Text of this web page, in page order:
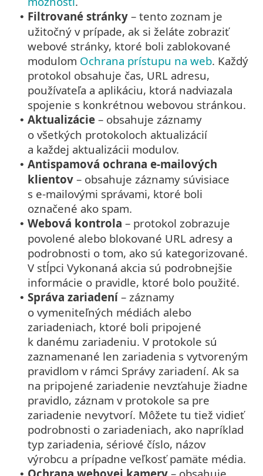
• Filtrované stránky – tento zoznam je
užitočný v prípade, ak si želáte zobraziť
webové stránky, ktoré boli zablokované
modulom Ochrana prístupu na web. Každý
protokol obsahuje čas, URL adresu,
používateľa a aplikáciu, ktorá nadviazala
spojenie s konkrétnou webovou stránkou.
• Aktualizácie – obsahuje záznamy
o všetkých protokoloch aktualizácií
a každej aktualizácii modulov.
• Antispamová ochrana e‑mailových
klientov – obsahuje záznamy súvisiace
s e‑mailovými správami, ktoré boli
označené ako spam.
• Webová kontrola – protokol zobrazuje
povolené alebo blokované URL adresy a
podrobnosti o tom, ako sú kategorizované.
V stĺpci Vykonaná akcia sú podrobnejšie
informácie o pravidle, ktoré bolo použité.
• Správa zariadení– záznamy
o vymeniteľných médiách alebo
zariadeniach, ktoré boli pripojené
k danému zariadeniu. V protokole sú
zaznamenané len zariadenia s vytvoreným
pravidlom v rámci Správy zariadení. Ak sa
na pripojené zariadenie nevzťahuje žiadne
pravidlo, záznam v protokole sa pre
zariadenie nevytvorí. Môžete tu tiež vidieť
podrobnosti o zariadeniach, ako napríklad
typ zariadenia, sériové číslo, názov
výrobcu a prípadne veľkosť pamäte média.